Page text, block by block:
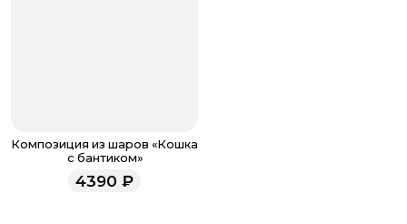
Композиция из шаров «Кошка
с бантиком»
4390 ₽